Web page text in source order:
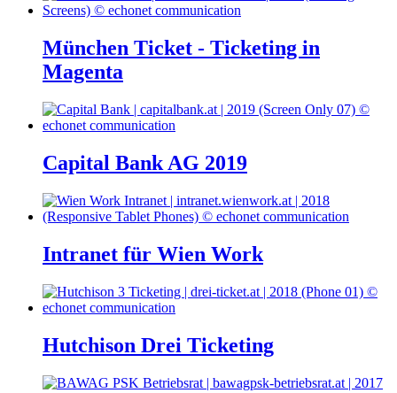
München Ticket - Ticketing in
Magenta
Capital Bank AG 2019
Intranet für Wien Work
Hutchison Drei Ticketing